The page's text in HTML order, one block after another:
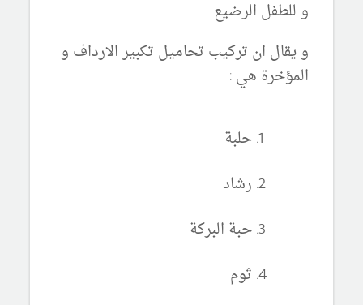
و للطفل الرضيع
و يقال ان تركيب تحاميل تكبير الارداف و
المؤخرة هي :
حلبة
رشاد
حبة البركة
ثوم